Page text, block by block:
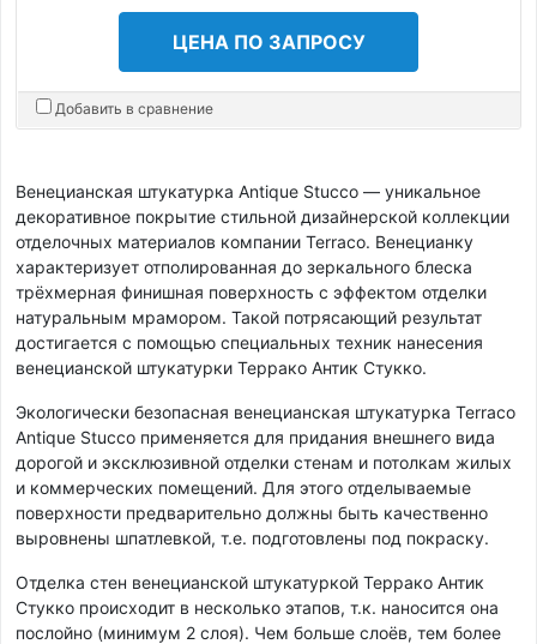
ЦЕНА ПО ЗАПРОСУ
Добавить в сравнение
Венецианская штукатурка Antique Stucco — уникальное
декоративное покрытие стильной дизайнерской коллекции
отделочных материалов компании Terraco. Венецианку
характеризует отполированная до зеркального блеска
трёхмерная финишная поверхность с эффектом отделки
натуральным мрамором. Такой потрясающий результат
достигается с помощью специальных техник нанесения
венецианской штукатурки Террако Антик Стукко.
Экологически безопасная венецианская штукатурка Terraco
Antique Stucco применяется для придания внешнего вида
дорогой и эксклюзивной отделки стенам и потолкам жилых
и коммерческих помещений. Для этого отделываемые
поверхности предварительно должны быть качественно
выровнены шпатлевкой, т.е. подготовлены под покраску.
Отделка стен венецианской штукатуркой Террако Антик
Стукко происходит в несколько этапов, т.к. наносится она
послойно (минимум 2 слоя). Чем больше слоёв, тем более